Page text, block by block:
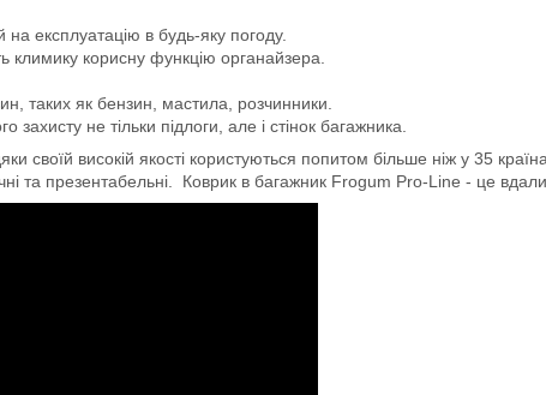
експлуатацію в будь-яку погоду.
климику корисну функцію органайзера.
таких як бензин, мастила, розчинники.
не тільки підлоги, але і стінок багажника.
своїй високій якості користуються попитом більше ніж у 35
та презентабельні. Коврик в багажник Frogum Pro-Line - це